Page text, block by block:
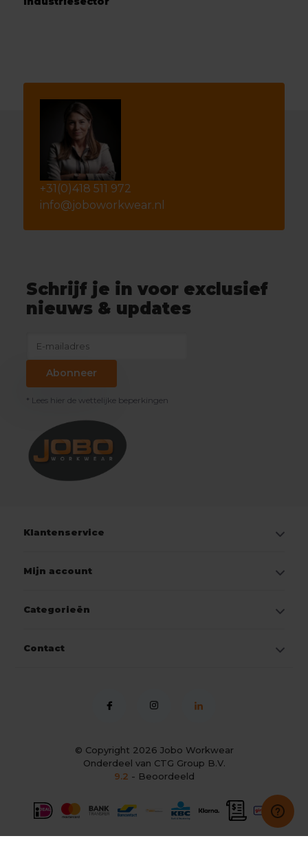
+31(0)418 511 972
info@joboworkwear.nl
Schrijf je in voor exclusief
nieuws & updates
Abonneer
* Lees hier de wettelijke beperkingen
Klantenservice
Mijn account
Categorieën
Contact
© Copyright 2026 Jobo Workwear
Onderdeel van CTG Group B.V.
9.2 - Beoordeeld